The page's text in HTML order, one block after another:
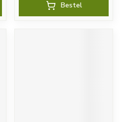
Bestel